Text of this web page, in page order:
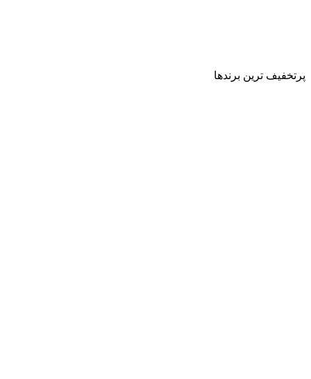
پرتخفیف ترین برندها